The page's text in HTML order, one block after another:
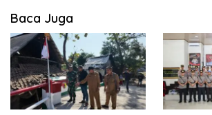
Baca Juga